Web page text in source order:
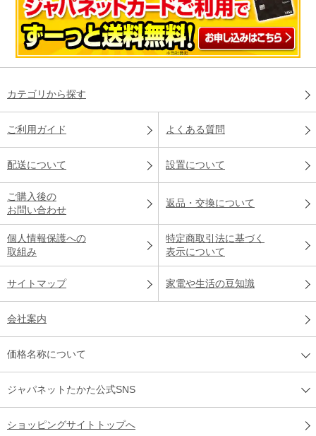
カテゴリから探す
ご利用ガイド よくある質問
配送について 設置について
ご購入後の
お問い合わせ
返品・交換について
個人情報保護への
取組み
特定商取引法に基づく
表示について
サイトマップ 家電や生活の豆知識
会社案内
価格名称について
ジャパネットたかた公式SNS
ショッピングサイトトップへ